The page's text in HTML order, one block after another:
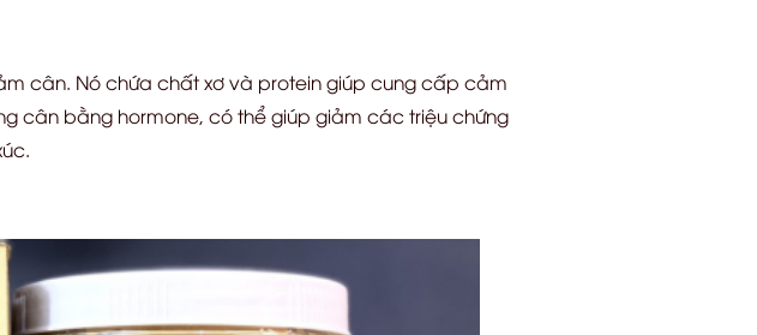
cân. Nó chứa chất xơ và protein giúp cung cấp cảm
cân bằng hormone, có thể giúp giảm các triệu chứng